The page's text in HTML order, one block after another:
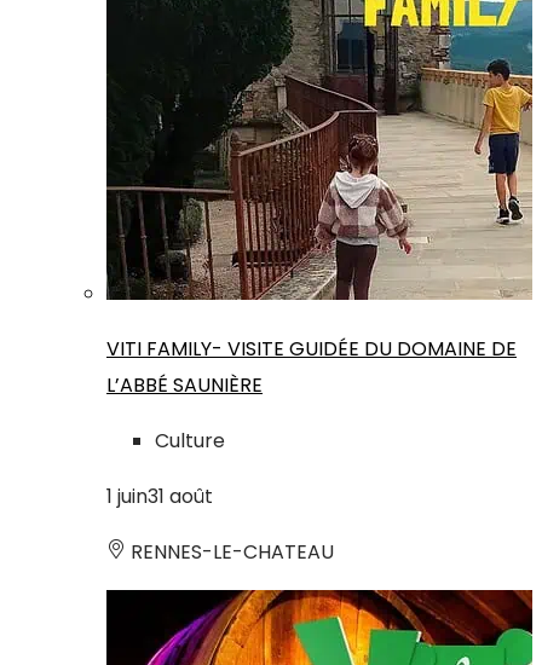
VITI FAMILY- VISITE GUIDÉE DU DOMAINE DE
L’ABBÉ SAUNIÈRE
Culture
1 juin31 août
RENNES-LE-CHATEAU